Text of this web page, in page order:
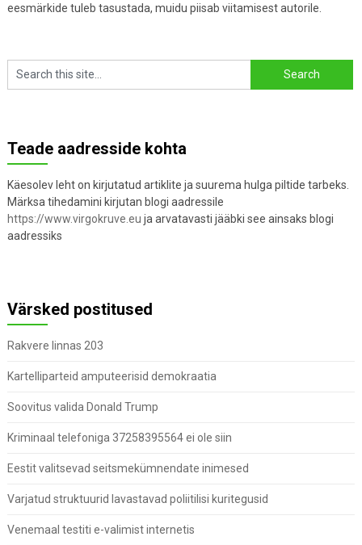
eesmärkide tuleb tasustada, muidu piisab viitamisest autorile.
Teade aadresside kohta
Käesolev leht on kirjutatud artiklite ja suurema hulga piltide tarbeks.
Märksa tihedamini kirjutan blogi aadressile
https://www.virgokruve.eu ja arvatavasti jääbki see ainsaks blogi
aadressiks
Värsked postitused
Rakvere linnas 203
Kartelliparteid amputeerisid demokraatia
Soovitus valida Donald Trump
Kriminaal telefoniga 37258395564 ei ole siin
Eestit valitsevad seitsmekümnendate inimesed
Varjatud struktuurid lavastavad poliitilisi kuritegusid
Venemaal testiti e-valimist internetis